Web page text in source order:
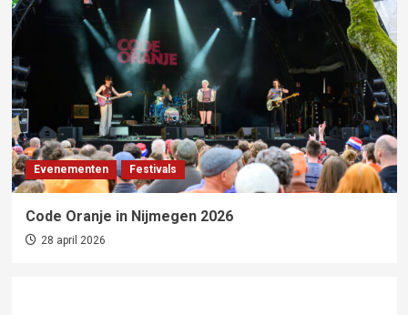
Evenementen Festivals
Code Oranje in Nijmegen 2026
28 april 2026